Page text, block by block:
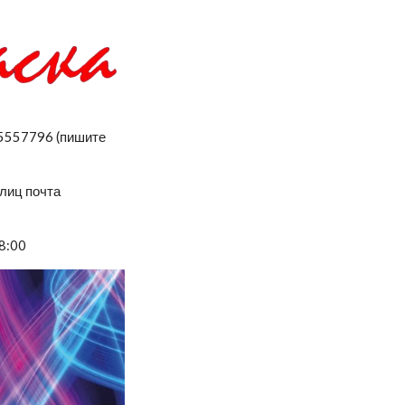
(пишите
почта